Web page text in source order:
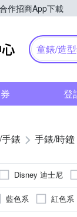
合作招商App下載
Yahoo購物中
童錶/造
登
錶 手錶/時鐘
Disney 迪士尼
藍色系 紅色系